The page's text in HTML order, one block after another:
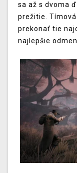
sa až s dvoma
prežitie. Tímová
prekonať tie
najlepšie